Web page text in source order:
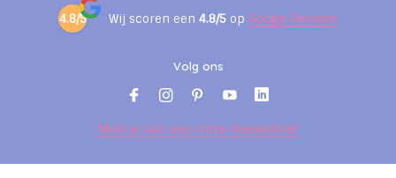
4.8/5 Wij scoren een 4.8/5 op Google Reviews
Volg ons
Meld je aan voor onze nieuwsbrief